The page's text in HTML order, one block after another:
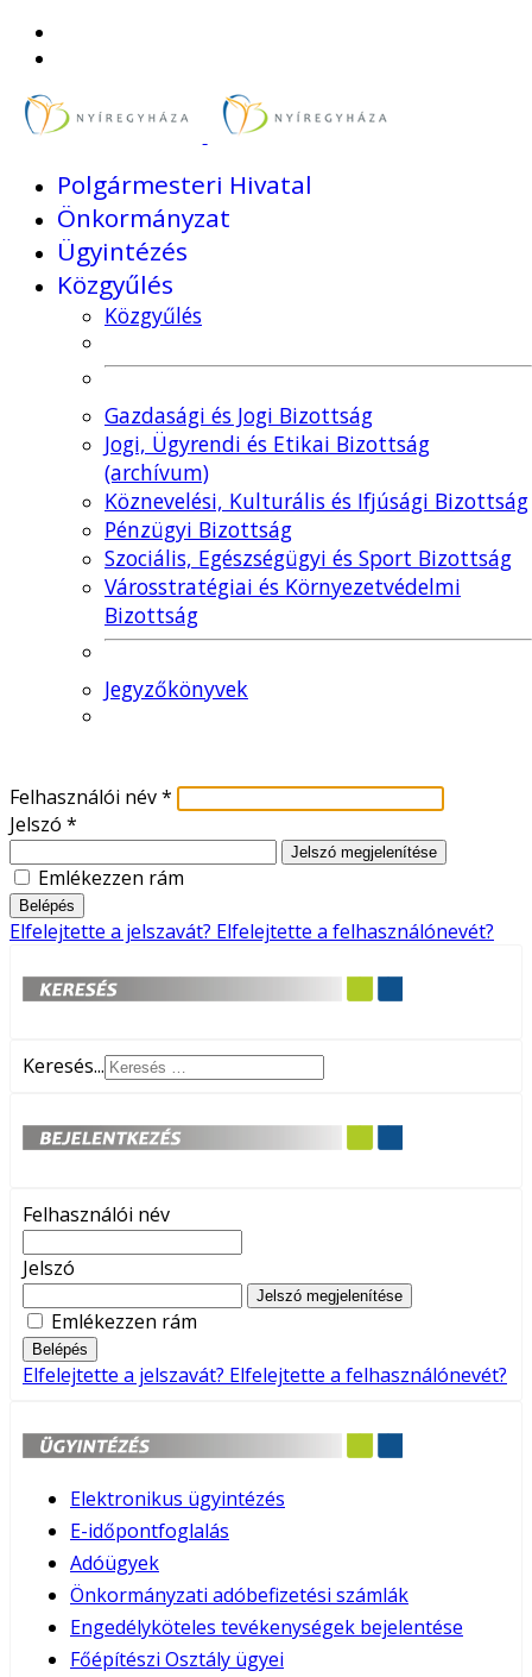
Polgármesteri Hivatal
Önkormányzat
Ügyintézés
Közgyűlés
Közgyűlés
Gazdasági és Jogi Bizottság
Jogi, Ügyrendi és Etikai Bizottság
(archívum)
Köznevelési, Kulturális és Ifjúsági Bizottság
Pénzügyi Bizottság
Szociális, Egészségügyi és Sport Bizottság
Városstratégiai és Környezetvédelmi
Bizottság
Jegyzőkönyvek
Felhasználói név*
Jelszó *
Jelszó megjelenítése
Emlékezzen rám
Belépés
Elfelejtette a jelszavát? Elfelejtette a felhasználónevét?
Keresés...
Felhasználói név
Jelszó
Jelszó megjelenítése
Emlékezzen rám
Belépés
Elfelejtette a jelszavát? Elfelejtette a felhasználónevét?
Elektronikus ügyintézés
E-időpontfoglalás
Adóügyek
Önkormányzati adóbefizetési számlák
Engedélyköteles tevékenységek bejelentése
Főépítészi Osztály ügyei